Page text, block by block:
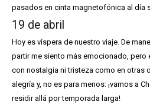
pasados en cinta magnetofónica al día
19 de abril
Hoy es víspera de nuestro viaje. De
partir me siento más emocionado, pero
con nostalgia ni tristeza como en otras
alegría y, no es para menos: ¡vamos a
residir allá por temporada larga!